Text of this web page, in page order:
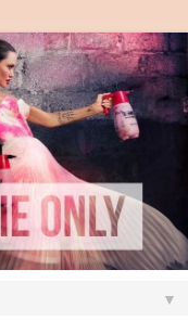
▼